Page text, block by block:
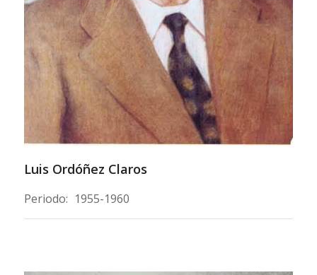
Luis Ordóñez Claros
Periodo: 1955-1960